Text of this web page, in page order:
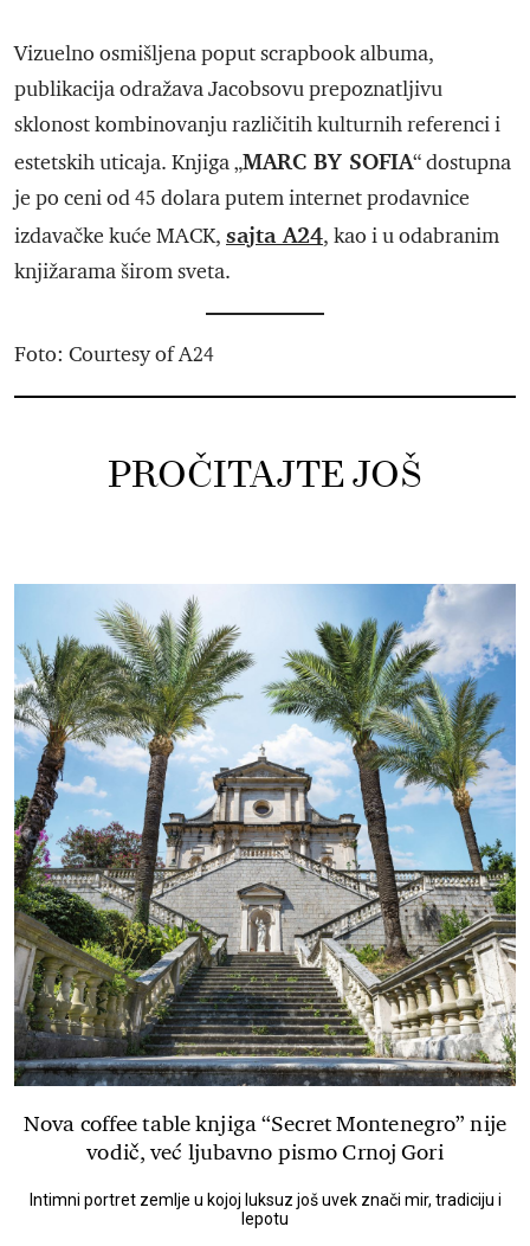
Vizuelno osmišljena poput scrapbook albuma,
publikacija odražava Jacobsovu prepoznatljivu
sklonost kombinovanju različitih kulturnih referenci i
estetskih uticaja. Knjiga „MARC BY SOFIA“ dostupna
je po ceni od 45 dolara putem internet prodavnice
izdavačke kuće MACK, sajta A24, kao i u odabranim
knjižarama širom sveta.
Foto: Courtesy of A24
PROČITAJTE JOŠ
Nova coffee table knjiga “Secret Montenegro” nije
vodič, već ljubavno pismo Crnoj Gori
Intimni portret zemlje u kojoj luksuz još uvek znači mir, tradiciju i
lepotu